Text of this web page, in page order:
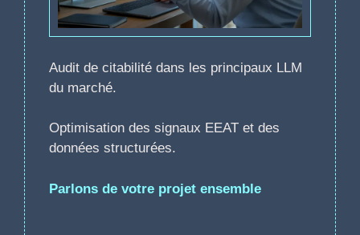
Audit de citabilité dans les principaux LLM
du marché.
Optimisation des signaux EEAT et des
données structurées.
Parlons de votre projet ensemble